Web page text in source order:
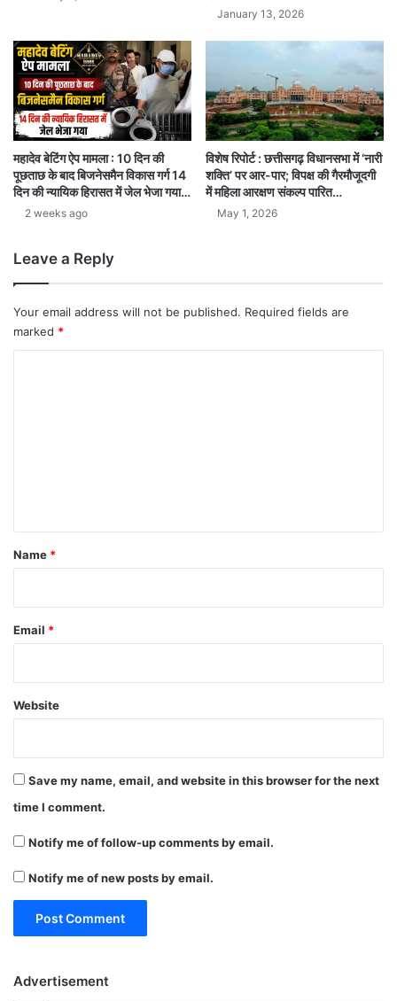
January 13, 2026
महादेव बेटिंग ऐप मामला : 10 दिन की
पूछताछ के बाद बिजनेसमैन विकास गर्ग 14
दिन की न्यायिक हिरासत में जेल भेजा गया…
2 weeks ago
विशेष रिपोर्ट : छत्तीसगढ़ विधानसभा में ‘नारी
शक्ति’ पर आर-पार; विपक्ष की गैरमौजूदगी
में महिला आरक्षण संकल्प पारित…
May 1, 2026
Leave a Reply
Your email address will not be published. Required fields are
marked *
*
Name *
Email *
Website
Save my name, email, and website in this browser for the next
time I comment.
Notify me of follow-up comments by email.
Notify me of new posts by email.
Advertisement